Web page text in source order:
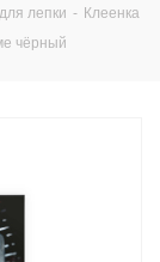
лепки - Клеенка
чёрный